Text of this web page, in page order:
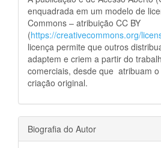
enquadrada em um modelo de
Commons – atribuição CC BY
(https://creativecommons.org/
licença permite que outros
adaptem e criem a partir do
comerciais, desde que atribuam
criação original.
Biografia do Autor